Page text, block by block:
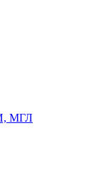
МГЛ